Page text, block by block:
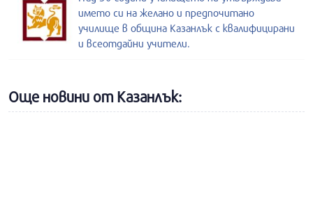
името си на желано и предпочитано
училище в община Казанлък с квалифицирани
и всеотдайни учители.
Още новини от Казанлък: